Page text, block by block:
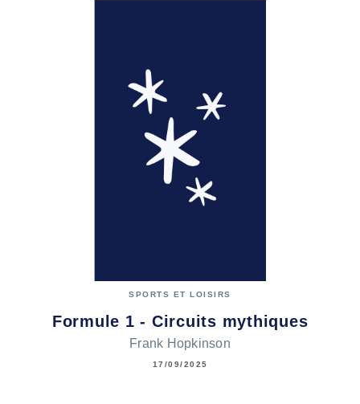
SPORTS ET LOISIRS
Formule 1 - Circuits mythiques
Frank Hopkinson
17/09/2025